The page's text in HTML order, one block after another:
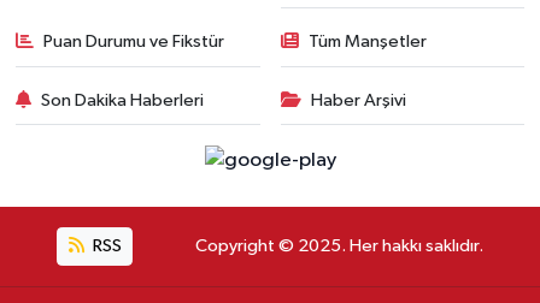
Puan Durumu ve Fikstür Tüm Manşetler
Son Dakika Haberleri Haber Arşivi
RSS Copyright © 2025. Her hakkı saklıdır.